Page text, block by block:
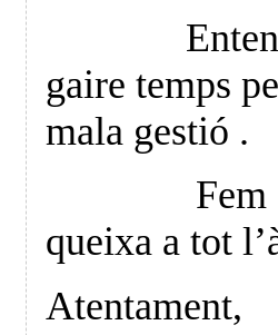
Entenem
gaire temps
mala gestió .
Fem
queixa a tot
Atentament,